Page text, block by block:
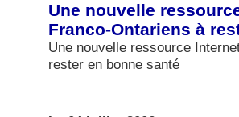
Une nouvelle
Franco-Ontariens à
Une nouvelle ressource
rester en bonne santé